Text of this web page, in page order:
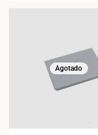
Agotado